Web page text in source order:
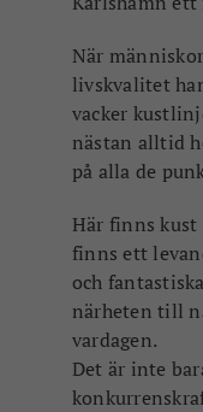
När
livskvalitet
vacker
nästan alltid
på alla de
Här finns kust
finns ett
och
närheten till
vardagen.
Det är inte